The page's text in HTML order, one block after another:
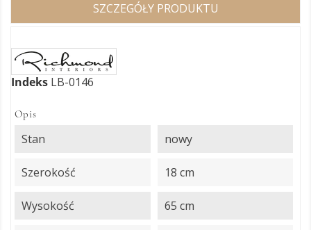
SZCZEGÓŁY PRODUKTU
Indeks LB-0146
Opis
Stan nowy
Szerokość 18 cm
Wysokość 65 cm